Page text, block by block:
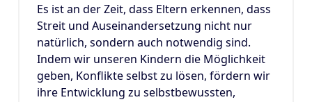
Es ist an der Zeit, dass Eltern erkennen, dass
Streit und Auseinandersetzung nicht nur
natürlich, sondern auch notwendig sind.
Indem wir unseren Kindern die Möglichkeit
geben, Konflikte selbst zu lösen, fördern wir
ihre Entwicklung zu selbstbewussten,